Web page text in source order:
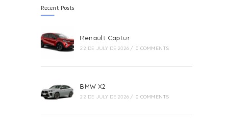
Recent Posts
Renault Captur
22 DE JULY DE 2026 / 0 COMMENTS
BMW X2
22 DE JULY DE 2026 / 0 COMMENTS